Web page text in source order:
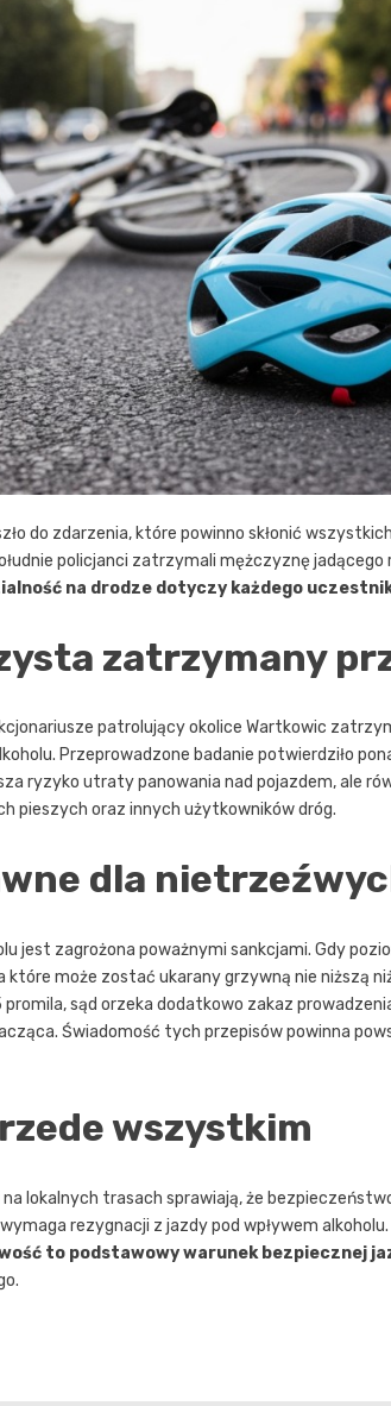
do zdarzenia, które powinno skłonić
policjanci zatrzymali mężczyznę
na drodze dotyczy każdego
zatrzymany
patrolujący okolice Wartkowic
Przeprowadzone badanie potwierdziło
ryzyko utraty panowania nad pojazdem, ale
pieszych oraz innych użytkowników dróg.
dla
jest zagrożona poważnymi sankcjami. Gdy
które może zostać ukarany grzywną nie niższą
sąd orzeka dodatkowo zakaz
Świadomość tych przepisów powinna
wszystkim
lokalnych trasach sprawiają, że
rezygnacji z jazdy pod wpływem
to podstawowy warunek bezpiecznej